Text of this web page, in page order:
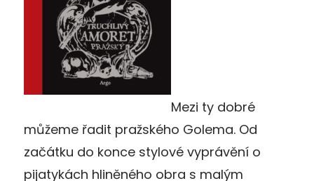
Mezi ty dobré
můžeme řadit pražského Golema. Od
začátku do konce stylové vyprávění o
pijatykách hliněného obra s malým